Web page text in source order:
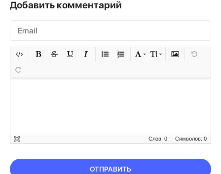
Добавить комментарий
Символов: 0
Слов: 0
ОТПРАВИТЬ